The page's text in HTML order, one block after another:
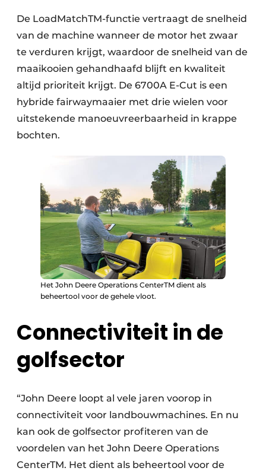
De LoadMatchTM-functie vertraagt de snelheid
van de machine wanneer de motor het zwaar
te verduren krijgt, waardoor de snelheid van de
maaikooien gehandhaafd blijft en kwaliteit
altijd prioriteit krijgt. De 6700A E-Cut is een
hybride fairwaymaaier met drie wielen voor
uitstekende manoeuvreerbaarheid in krappe
bochten.
Het John Deere Operations CenterTM dient als
beheertool voor de gehele vloot.
Connectiviteit in de
golfsector
“John Deere loopt al vele jaren voorop in
connectiviteit voor landbouwmachines. En nu
kan ook de golfsector profiteren van de
voordelen van het John Deere Operations
CenterTM. Het dient als beheertool voor de